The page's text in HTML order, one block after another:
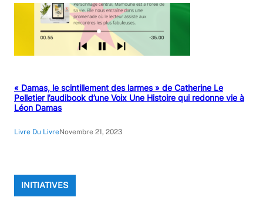
« Damas, le scintillement des larmes » de Catherine Le
Pelletier l’audibook d’une Voix Une Histoire qui redonne vie à
Léon Damas
Livre Du LivreNovembre 21, 2023
INITIATIVES